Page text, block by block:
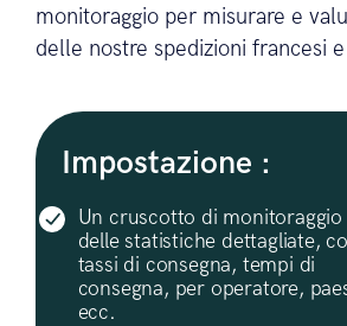
monitoraggio per misurare e
delle nostre spedizioni francesi
Impostazione :
Un cruscotto di monitoraggio
delle statistiche dettagliate,
tassi di consegna, tempi di
consegna, per operatore,
ecc.